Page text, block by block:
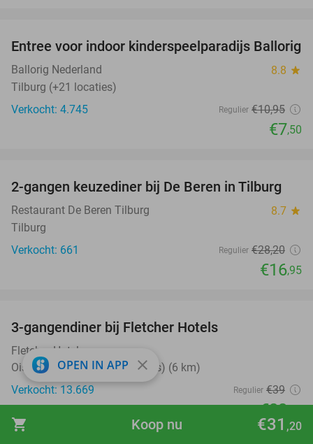
shopping_cart €31 ,20
Koop nu
32%
Entree voor indoor kinderspeelparadijs Ballorig
Ballorig Nederland 8.8 star
Tilburg (+21 locaties)
Verkocht: 4.745
Regulier €10,95
€7,50
40%
2-gangen keuzediner bij De Beren in Tilburg
Restaurant De Beren Tilburg 8.7 star
Tilburg
Verkocht: 661
Regulier €28,20
€16,95
3-gangendiner bij Fletcher Hotels
Fletcher Hotels
Oisterwijk (+ meerdere locaties) (6 km)
Verkocht: 13.669
Regulier €39
€22
favorite_border
OPEN IN APP close